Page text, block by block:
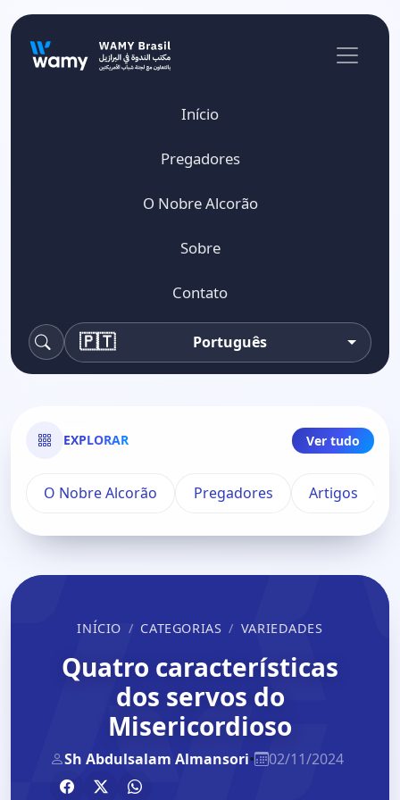
Início
Pregadores
O Nobre Alcorão
Sobre
Contato
Pesquisa
🇵🇹 Português
EXPLORAR Ver tudo
O Nobre Alcorão Pregadores Artigos
INÍCIO CATEGORIAS VARIEDADES
Quatro características
dos servos do
Misericordioso
Sh Abdulsalam Almansori• 02/11/2024